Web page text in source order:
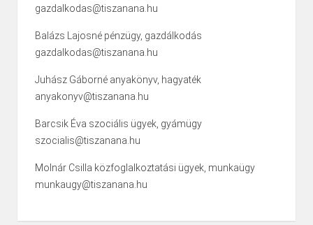
gazdalkodas@tiszanana.hu
Balázs Lajosné pénzügy, gazdálkodás
gazdalkodas@tiszanana.hu
Juhász Gáborné anyakönyv, hagyaték
anyakonyv@tiszanana.hu
Barcsik Éva szociális ügyek, gyámügy
szocialis@tiszanana.hu
Molnár Csilla közfoglalkoztatási ügyek, munkaügy
munkaugy@tiszanana.hu